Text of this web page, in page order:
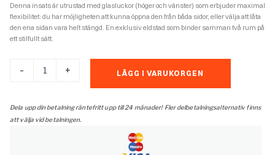
Denna insats är utrustad med glasluckor (höger och vänster) som erbjuder maximal
flexibilitet: du har möjligheten att kunna öppna den från båda sidor, eller välja att låta
den ena sidan vara helt stängd. En exklusiv eldstad som binder samman två rum på
ett stilfullt sätt.
-
h+v
mängd
+ LÄGG I VARUKORGEN
Dela upp din betalning räntefritt upp till 24 månader! Fler delbetalningsalternativ finns
att välja vid betalningen.